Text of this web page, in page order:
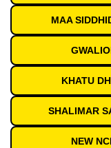
MAA
KHATU
SHALIMAR
NEW